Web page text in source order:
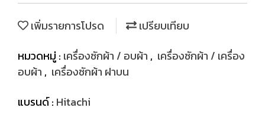
เพิ่มรายการโปรด
เปรียบเทียบ
หมวดหมู่ : เครื่องซักผ้า / อบผ้า , เครื่องซักผ้า / เครื่อง
อบผ้า , เครื่องซักผ้า ฝาบน
แบรนด์ : Hitachi